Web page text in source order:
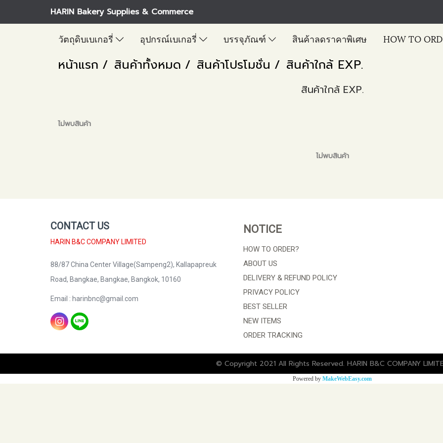
HARIN Bakery Supplies & Commerce
วัตถุดิบเบเกอรี่ อุปกรณ์เบเกอรี่ บรรจุภัณฑ์ สินค้าลดราคาพิเศษ HOW TO
หน้าแรก สินค้าทั้งหมด สินค้าโปรโมชั่น สินค้าใกล้ EXP.
สินค้าใกล้ EXP.
ไม่พบสินค้า
ไม่พบสินค้า
CONTACT US
HARIN B&C COMPANY LIMITED
88/87 China Center Village(Sampeng2), Kallapapreuk
Road, Bangkae, Bangkae, Bangkok, 10160
Email : harinbnc@gmail.com
NOTICE
HOW TO ORDER?
ABOUT US
DELIVERY & REFUND POLICY
PRIVACY POLICY
BEST SELLER
NEW ITEMS
ORDER TRACKING
© Copyright 2021 All Rights Reserved. HARIN B&C COMPANY
Powered by MakeWebEasy.com